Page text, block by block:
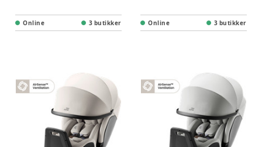
Online 3 butikker Online 3 butikker